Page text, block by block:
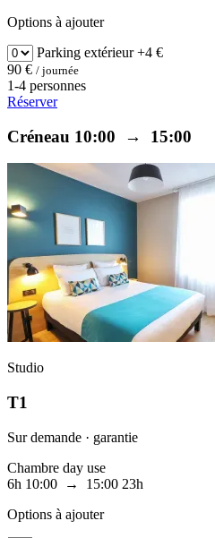
Options à ajouter
Parking extérieur+4 €
90 € / journée
1-4 personnes
Réserver
Créneau 10:00 → 15:00
Studio
T1
Sur demande · garantie
Chambre day use
6h 10:00 → 15:00 23h
Options à ajouter